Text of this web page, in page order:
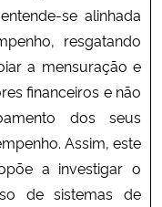
se alinhada
resgatando
a mensuração e
financeiros e não
dos seus
Assim, este
a investigar o
de sistemas de